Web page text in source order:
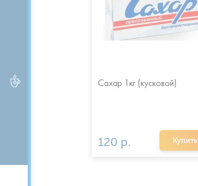
Сахар 1кг (кусковой)
120 р. Купить